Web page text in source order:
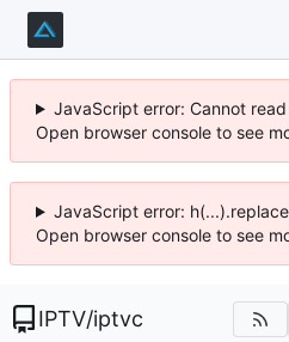
JavaScript error: Cannot
Open browser console to see
JavaScript error:
Open browser console to see
IPTV/iptvc